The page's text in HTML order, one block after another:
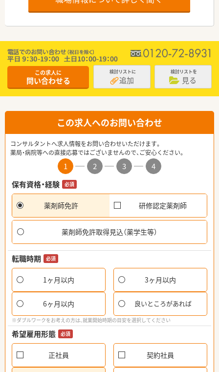
この求人に
問い合わせる
検討リストに
追加
検討リストを
見る
この求人へのお問い合わせ
コンサルタントへ求人情報をお問い合わせいただけます。
薬局・病院等への直接応募ではございませんので、ご安心ください。
1 2 3
4
保有資格・経験
必須
薬剤師免許 研修認定薬剤師
薬剤師免許取得見込（薬学生等）
転職時期 必須
1ヶ月以内 3ヶ月以内
6ヶ月以内 良いところがあれば
※ダブルワークをお考えの方は、就業開始時期の目安を選択してください
希望雇用形態 必須
正社員 契約社員